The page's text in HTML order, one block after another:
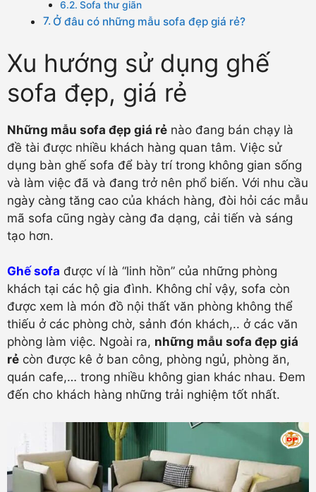
Sofa thư giãn
Ở đâu có những mẫu sofa đẹp giá rẻ?
Xu hướng sử dụng ghế
sofa đẹp, giá rẻ
Những mẫu sofa đẹp giá rẻ nào đang bán chạy là
đề tài được nhiều khách hàng quan tâm. Việc sử
dụng bàn ghế sofa để bày trí trong không gian sống
và làm việc đã và đang trở nên phổ biến. Với nhu cầu
ngày càng tăng cao của khách hàng, đòi hỏi các mẫu
mã sofa cũng ngày càng đa dạng, cải tiến và sáng
tạo hơn.
Ghế sofa được ví là “linh hồn” của những phòng
khách tại các hộ gia đình. Không chỉ vậy, sofa còn
được xem là món đồ nội thất văn phòng không thể
thiếu ở các phòng chờ, sảnh đón khách,.. ở các văn
phòng làm việc. Ngoài ra, những mẫu sofa đẹp giá
rẻ còn được kê ở ban công, phòng ngủ, phòng ăn,
quán cafe,… trong nhiều không gian khác nhau. Đem
đến cho khách hàng những trải nghiệm tốt nhất.